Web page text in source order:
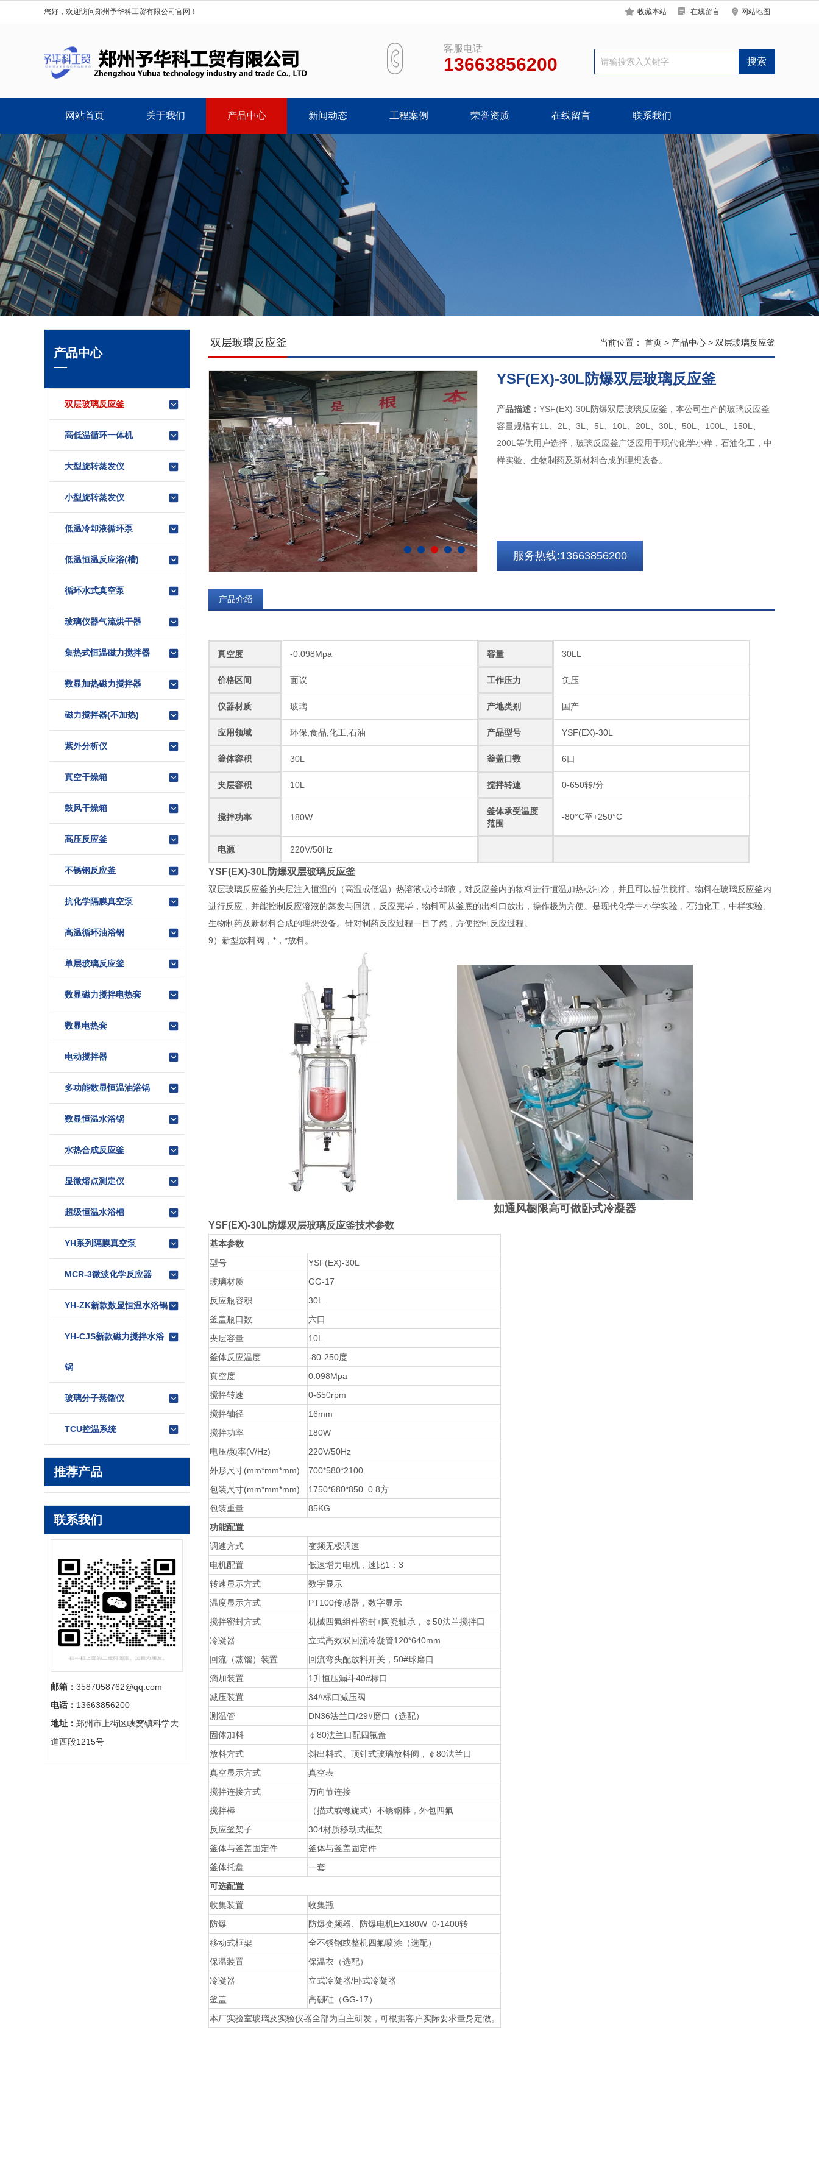
您好，欢迎访问郑州予华科工贸有限公司官网！ 收藏本站 在线留言 网站地图
客服电话
13663856200
网站首页 关于我们 产品中心 新闻动态 工程案例 荣誉资质 在线留言 联系我们
产品中心
双层玻璃反应釜
高低温循环一体机
大型旋转蒸发仪
小型旋转蒸发仪
低温冷却液循环泵
低温恒温反应浴(槽)
循环水式真空泵
玻璃仪器气流烘干器
集热式恒温磁力搅拌器
数显加热磁力搅拌器
磁力搅拌器(不加热)
紫外分析仪
真空干燥箱
鼓风干燥箱
高压反应釜
不锈钢反应釜
抗化学隔膜真空泵
高温循环油浴锅
单层玻璃反应釜
数显磁力搅拌电热套
数显电热套
电动搅拌器
多功能数显恒温油浴锅
数显恒温水浴锅
水热合成反应釜
显微熔点测定仪
超级恒温水浴槽
YH系列隔膜真空泵
MCR-3微波化学反应器
YH-ZK新款数显恒温水浴锅
YH-CJS新款磁力搅拌水浴
锅
玻璃分子蒸馏仪
TCU控温系统
推荐产品
联系我们
邮箱： 3587058762@qq.com
电话： 13663856200
地址： 郑州市上街区峡窝镇科学大
道西段1215号
当前位置： 首页 > 产品中心 > 双层玻璃反应釜
双层玻璃反应釜
YSF(EX)-30L防爆双层玻璃反应釜
产品描述： YSF(EX)-30L防爆双层玻璃反应釜，本公司生产的玻璃反应釜
容量规格有1L、2L、3L、5L、10L、20L、30L、50L、100L、150L、
200L等供用户选择，玻璃反应釜广泛应用于现代化学小样，石油化工，中
样实验、生物制药及新材料合成的理想设备。
服务热线:13663856200
产品介绍
真空度 -0.098Mpa 容量 30LL
价格区间 面议 工作压力 负压
仪器材质 玻璃 产地类别 国产
应用领域 环保,食品,化工,石油 产品型号 YSF(EX)-30L
釜体容积 30L 釜盖口数 6口
夹层容积 10L 搅拌转速 0-650转/分
搅拌功率 180W
釜体承受温度
范围
-80°C至+250°C
电源 220V/50Hz
YSF(EX)-30L防爆双层玻璃反应釜
双层玻璃反应釜的夹层注入恒温的（高温或低温）热溶液或冷却液，对反应釜内的物料进行恒温加热或制冷，并且可以提供搅拌。物料在玻璃反应釜内
进行反应，并能控制反应溶液的蒸发与回流，反应完毕，物料可从釜底的出料口放出，操作极为方便。是现代化学中小学实验，石油化工，中样实验、
生物制药及新材料合成的理想设备。针对制药反应过程一目了然，方便控制反应过程。
9）新型放料阀，*，*放料。
如通风橱限高可做卧式冷凝器
YSF(EX)-30L防爆双层玻璃反应釜技术参数
基本参数
型号
YSF(EX)-30L
玻璃材质
GG-17
反应瓶容积
30L
釜盖瓶口数
六口
夹层容量
10L
釜体反应温度
-80-250度
真空度
0.098Mpa
搅拌转速
0-650rpm
搅拌轴径
16mm
搅拌功率
180W
电压/频率(V/Hz)
220V/50Hz
外形尺寸(mm*mm*mm)
700*580*2100
包装尺寸(mm*mm*mm) 1750*680*850 0.8方
包装重量
85KG
功能配置
调速方式
变频无极调速
电机配置
低速增力电机，速比1：3
转速显示方式
数字显示
温度显示方式
PT100传感器，数字显示
搅拌密封方式
机械四氟组件密封+陶瓷轴承，￠50法兰搅拌口
冷凝器
立式高效双回流冷凝管120*640mm
回流（蒸馏）装置
回流弯头配放料开关，50#球磨口
滴加装置
1 升恒压漏斗40#标口
减压装置
34#标口减压阀
测温管
DN36法兰口/29#磨口（选配）
固体加料
￠80法兰口配四氟盖
放料方式
斜出料式、顶针式玻璃放料阀，￠80法兰口
真空显示方式
真空表
搅拌连接方式
万向节连接
搅拌棒
（描式或螺旋式）不锈钢棒，外包四氟
反应釜架子
304材质移动式框架
釜体与釜盖固定件
釜体与釜盖固定件
釜体托盘
一套
可选配置
收集装置
收集瓶
防爆
防爆变频器、防爆电机EX180W 0-1400转
移动式框架
全不锈钢或整机四氟喷涂（选配）
保温装置
保温衣（选配）
冷凝器
立式冷凝器/卧式冷凝器
釜盖
高硼硅（GG-17）
本厂实验室玻璃及实验仪器全部为自主研发，可根据客户实际要求量身定做。